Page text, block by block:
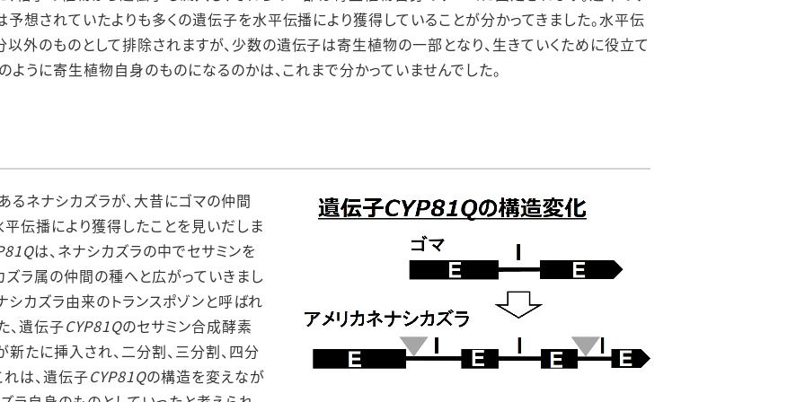
想されていたよりも多くの遺伝子を水平伝播により獲得していることが分かってきました。水平伝
外のものとして排除されますが、少数の遺伝子は寄生植物の一部となり、生きていくために役立て
ように寄生植物自身のものになるのかは、これまで分かっていませんでした。
ネナシカズラが、大昔にゴマの仲間
伝播により獲得したことを見いだしま
は、ネナシカズラの中でセサミンを
ラ属の仲間の種へと広がっていきまし
シカズラ由来のトランスポゾンと呼ばれ
、遺伝子CYP81Qのセサミン合成酵素
たに挿入され、二分割、三分割、四分
は、遺伝子CYP81Qの構造を変えなが